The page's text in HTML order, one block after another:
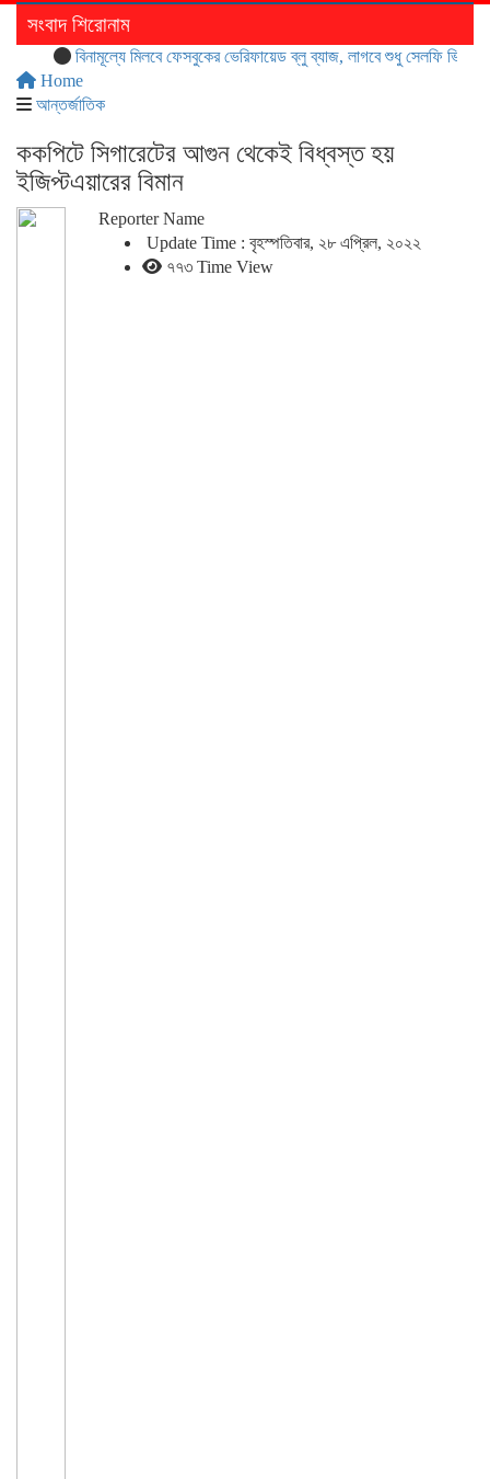
সংবাদ শিরোনাম
বিনামূল্যে মিলবে ফেসবুকের ভেরিফায়েড ব্লু ব্যাজ, লাগবে শুধু সেলফি ভিডিও
Home
আন্তর্জাতিক
ককপিটে সিগারেটের আগুন থেকেই বিধ্বস্ত হয়
ইজিপ্টএয়ারের বিমান
Reporter Name
Update Time : বৃহস্পতিবার, ২৮ এপ্রিল, ২০২২
৭৭৩ Time View